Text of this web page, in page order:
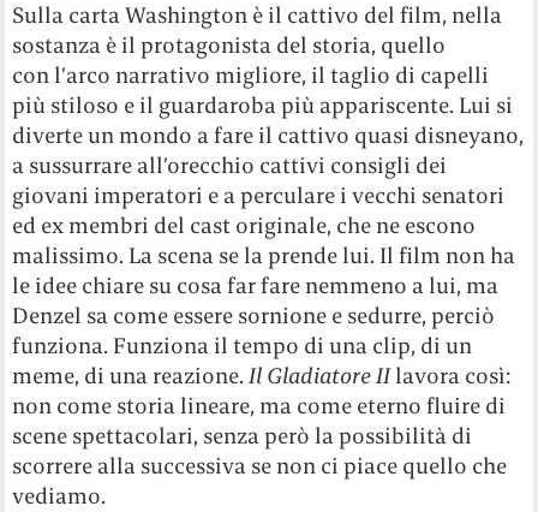
Sulla carta Washington è il cattivo del film, nella
sostanza è il protagonista del storia, quello
con l’arco narrativo migliore, il taglio di capelli
più stiloso e il guardaroba più appariscente. Lui si
diverte un mondo a fare il cattivo quasi disneyano,
a sussurrare all’orecchio cattivi consigli dei
giovani imperatori e a perculare i vecchi senatori
ed ex membri del cast originale, che ne escono
malissimo. La scena se la prende lui. Il film non ha
le idee chiare su cosa far fare nemmeno a lui, ma
Denzel sa come essere sornione e sedurre, perciò
funziona. Funziona il tempo di una clip, di un
meme, di una reazione.Il Gladiatore IIlavora così:
non come storia lineare, ma come eterno fluire di
scene spettacolari, senza però la possibilità di
scorrere alla successiva se non ci piace quello che
vediamo.